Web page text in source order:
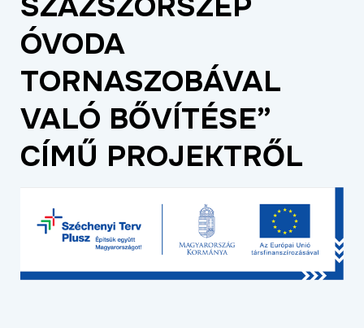
ÉLETMINŐSÉG
PROJEKTEK
ÖSSZES PROJEKT
ÓVODA
TORNASZOBÁVAL
VALÓ BŐVÍTÉSE”
CÍMŰ PROJEKTRŐL